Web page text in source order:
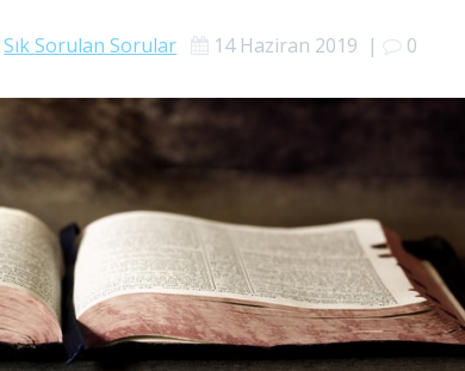
Sık Sorulan Sorular 14 Haziran 2019 | 0